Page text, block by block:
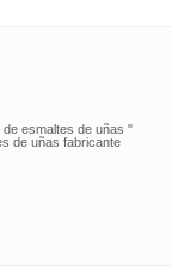
de esmaltes de uñas "
de uñas fabricante